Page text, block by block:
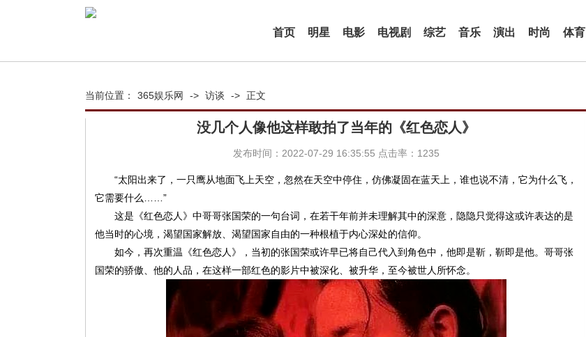
首页 明星 电影 电视剧 综艺 音乐 演出 时尚 体育
当前位置： 365娱乐网 -> 访谈 -> 正文
没几个人像他这样敢拍了当年的《红色恋人》
发布时间：2022-07-29 16:35:55 点击率：1235
“太阳出来了，一只鹰从地面飞上天空，忽然在天空中停住，仿佛凝固在蓝天上，谁也说不清，它为什么飞，
它需要什么……”
这是《红色恋人》中哥哥张国荣的一句台词，在若干年前并未理解其中的深意，隐隐只觉得这或许表达的是
他当时的心境，渴望国家解放、渴望国家自由的一种根植于内心深处的信仰。
如今，再次重温《红色恋人》，当初的张国荣或许早已将自己代入到角色中，他即是靳，靳即是他。哥哥张
国荣的骄傲、他的人品，在这样一部红色的影片中被深化、被升华，至今被世人所怀念。